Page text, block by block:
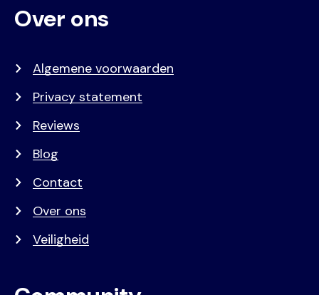
Over ons
Algemene voorwaarden
Privacy statement
Reviews
Blog
Contact
Over ons
Veiligheid